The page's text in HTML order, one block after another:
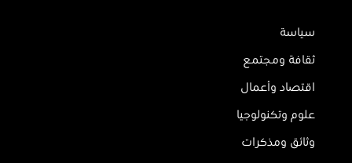
سياسة
ثقافة ومجتمع
اقتصاد وأعمال
علوم وتكنولوجيا
وثائق ومذكرات